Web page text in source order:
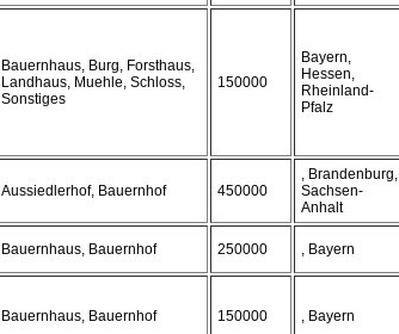
Bauernhaus, Burg, Forsthaus,
Landhaus, Muehle, Schloss,
Sonstiges
150000
Bayern,
Hessen,
Rheinland-
Pfalz
Aussiedlerhof, Bauernhof 450000
, Brandenburg,
Sachsen-
Anhalt
Bauernhaus, Bauernhof 250000 , Bayern
Bauernhaus, Bauernhof 150000 , Bayern